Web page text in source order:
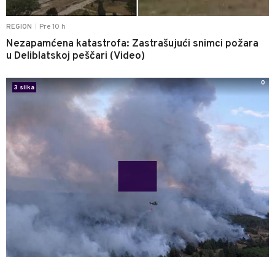
REGION Pre 10 h
Nezapamćena katastrofa: Zastrašujući snimci požara
u Deliblatskoj peščari (Video)
3 slika
0